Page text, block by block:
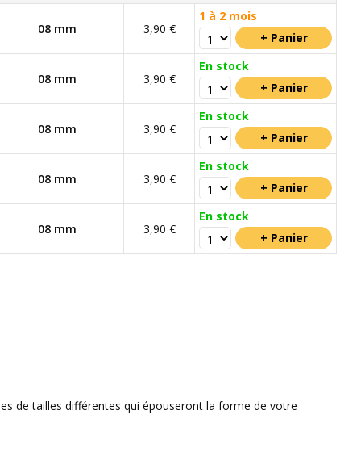
08 mm 3,90 €
1 à 2 mois
08 mm 3,90 €
En stock
08 mm 3,90 €
En stock
08 mm 3,90 €
En stock
08 mm 3,90 €
En stock
de tailles différentes qui épouseront la forme de votre